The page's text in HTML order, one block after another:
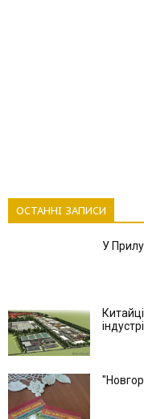
ОСТАННІ ЗАПИСИ
У